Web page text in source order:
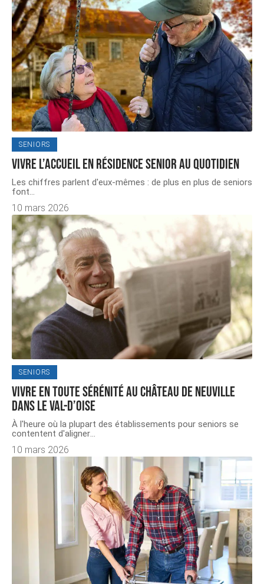
SENIORS
Vivre l’accueil en résidence senior au quotidien
Les chiffres parlent d'eux-mêmes : de plus en plus de seniors
font…
10 mars 2026
SENIORS
Vivre en toute sérénité au château de Neuville
dans le Val-d’Oise
À l'heure où la plupart des établissements pour seniors se
contentent d'aligner…
10 mars 2026